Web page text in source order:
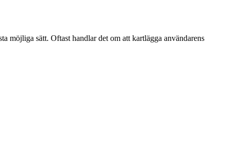
möjliga sätt. Oftast handlar det om att kartlägga användarens